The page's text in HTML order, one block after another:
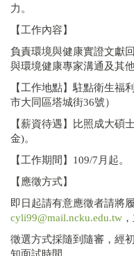
力。
【工作內容】
負責環境與健康實證文獻
與環境健康專家溝通及其
【工作地點】駐點衛生福
市大同區塔城街36號）
【薪資待遇】比照成大碩
金)。
【工作期間】109/7月起。
【應徵方式】
即日起請有意應徵者請將
cyli99@mail.ncku.edu.tw
徵選方式採隨到隨審，經